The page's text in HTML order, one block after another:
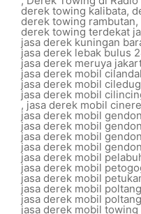
derek towing kalibata,
derek towing rambutan,
derek towing terdekat
jasa derek kuningan
jasa derek lebak bulus
jasa derek meruya
jasa derek mobil
jasa derek mobil
jasa derek mobil
, jasa derek mobil
jasa derek mobil
jasa derek mobil
jasa derek mobil
jasa derek mobil
jasa derek mobil
jasa derek mobil
jasa derek mobil
jasa derek mobil
jasa derek mobil
jasa derek mobil towing